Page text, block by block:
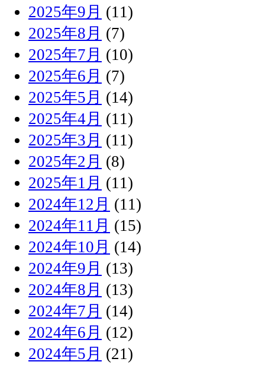
2025年9月 (11)
2025年8月 (7)
2025年7月 (10)
2025年6月 (7)
2025年5月 (14)
2025年4月 (11)
2025年3月 (11)
2025年2月 (8)
2025年1月 (11)
2024年12月 (11)
2024年11月 (15)
2024年10月 (14)
2024年9月 (13)
2024年8月 (13)
2024年7月 (14)
2024年6月 (12)
2024年5月 (21)